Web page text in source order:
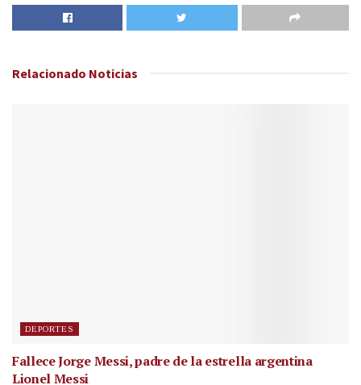
Relacionado Noticias
DEPORTES
Fallece Jorge Messi, padre de la estrella argentina
Lionel Messi